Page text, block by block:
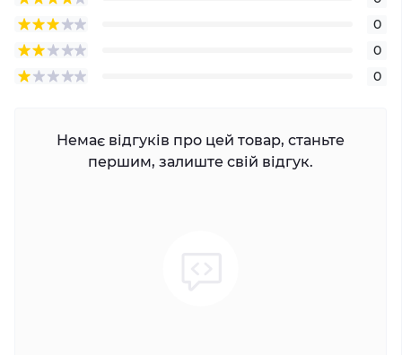
0
0
0
Немає відгуків про цей товар, станьте
першим, залиште свій відгук.